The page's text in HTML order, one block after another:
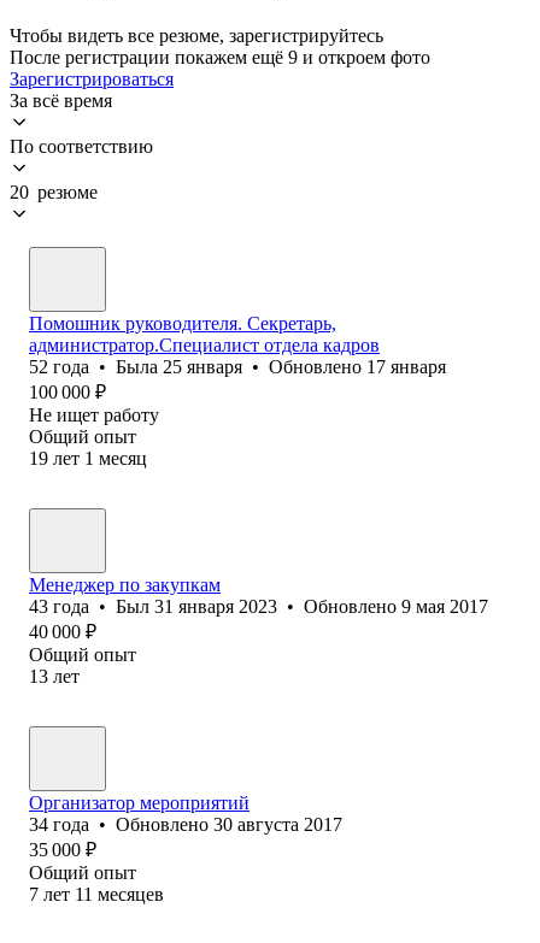
Чтобы видеть все резюме, зарегистрируйтесь
После регистрации покажем ещё 9 и откроем фото
Зарегистрироваться
За всё время
По соответствию
20 резюме
Помошник руководителя. Секретарь,
администратор.Специалист отдела кадров
52 года • Была 25 января • Обновлено 17 января
100 000 ₽
Не ищет работу
Общий опыт
19 лет 1 месяц
Менеджер по закупкам
43 года • Был 31 января 2023 • Обновлено 9 мая 2017
40 000 ₽
Общий опыт
13 лет
Организатор мероприятий
34 года • Обновлено 30 августа 2017
35 000 ₽
Общий опыт
7 лет 11 месяцев